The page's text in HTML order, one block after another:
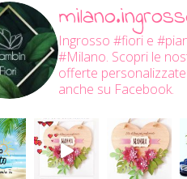
Ingrosso #fiori e
#Milano. Scopri le
offerte
anche su Facebook.